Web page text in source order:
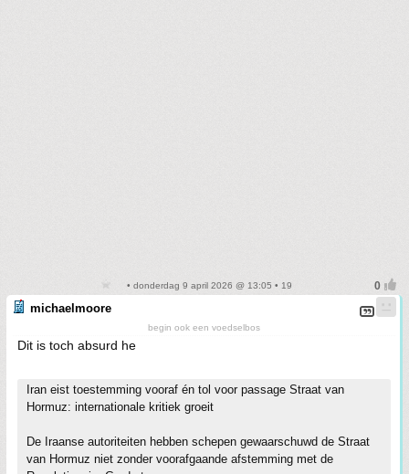
• donderdag 9 april 2026 @ 13:05 • 19
michaelmoore
begin ook een voedselbos
Dit is toch absurd he
Iran eist toestemming vooraf én tol voor passage Straat van
Hormuz: internationale kritiek groeit
De Iraanse autoriteiten hebben schepen gewaarschuwd de Straat
van Hormuz niet zonder voorafgaande afstemming met de